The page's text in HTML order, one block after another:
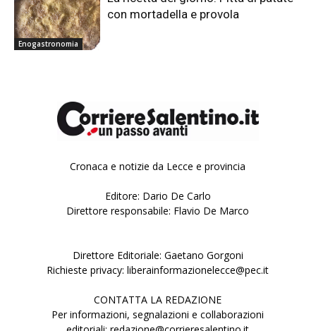
Enogastronomia
con mortadella e provola
Cronaca e notizie da Lecce e provincia
Editore: Dario De Carlo
Direttore responsabile: Flavio De Marco
Direttore Editoriale: Gaetano Gorgoni
Richieste privacy: liberainformazionelecce@pec.it
CONTATTA LA REDAZIONE
Per informazioni, segnalazioni e collaborazioni